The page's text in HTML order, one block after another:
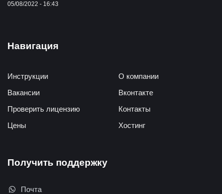
05/08/2022 - 16:43
Навигация
Инструкции
Вакансии
Проверить лицензию
Цены
О компании
Вконтакте
Контакты
Хостинг
Получить поддержку
Почта